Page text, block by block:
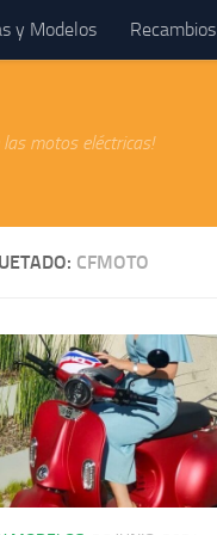
y Modelos Recambios
las motos eléctricas!
CFMOTO